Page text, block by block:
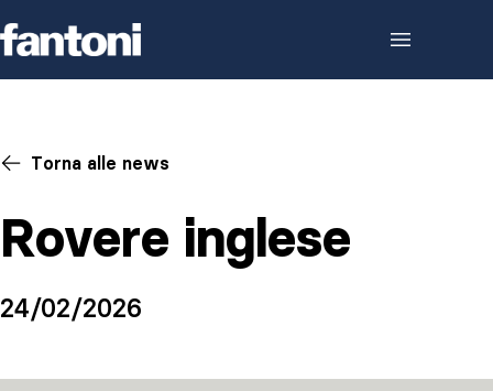
Torna alle news
Rovere inglese
24/02/2026